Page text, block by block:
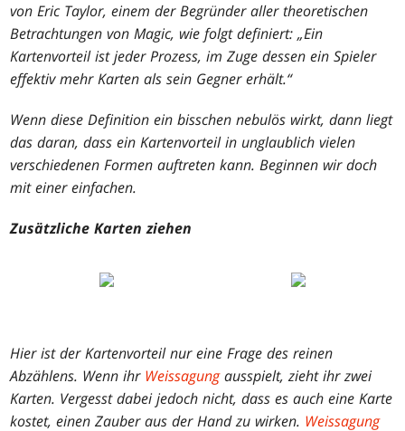
von Eric Taylor, einem der Begründer aller theoretischen
Betrachtungen vonMagic, wie folgt definiert: „Ein
Kartenvorteil ist jeder Prozess, im Zuge dessen ein Spieler
effektiv mehr Karten als sein Gegner erhält.“
Wenn diese Definition ein bisschen nebulös wirkt, dann liegt
das daran, dass ein Kartenvorteil in unglaublich vielen
verschiedenen Formen auftreten kann. Beginnen wir doch
mit einer einfachen.
Zusätzliche Karten ziehen
Hier ist der Kartenvorteil nur eine Frage des reinen
Abzählens. Wenn ihr Weissagungausspielt, zieht ihr zwei
Karten. Vergesst dabei jedoch nicht, dass es auch eine Karte
kostet, einen Zauber aus der Hand zu wirken. Weissagung